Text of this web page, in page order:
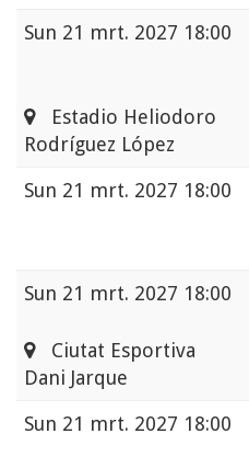
Sun 21 mrt. 2027 18:00
Estadio Heliodoro
Rodríguez López
Sun 21 mrt. 2027 18:00
Sun 21 mrt. 2027 18:00
Ciutat Esportiva
Dani Jarque
Sun 21 mrt. 2027 18:00